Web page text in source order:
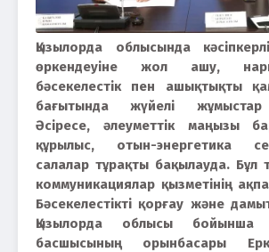
Қызылорда облысында
өркендеуіне жол ашу,
бәсекелестік пен ашықтықты
бағытында жүйелі жұмыстар
Әсіресе, әлеуметтік маңызы
құрылыс, отын-энергетика
салалар тұрақты бақылауда. Бұл
коммуникациялар қызметінің
Бәсекелестікті қорғау және
Қызылорда облысы бойынша
басшысының орынбасары